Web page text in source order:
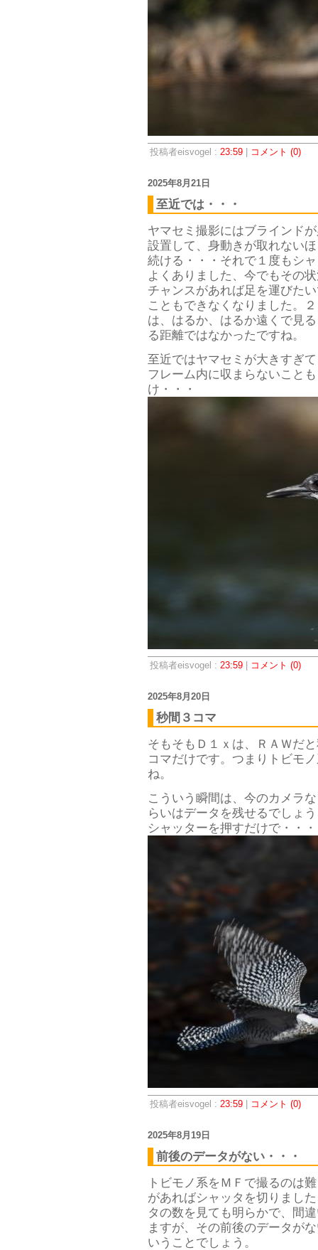
投稿者eisvogel : 23:59| コメント (0)
2025年8月21日
至近では・・・
ヤマセミ撮影にはブラインド
設置して、身動きが取れない
続ける・・・それで１度もシ
よくありました、今でもその
チャンスがあれば足を運びた
こともできなくなりました。
は、はるか、はるか遠くで見
る距離ではなかったですね。
至近ではヤマセミが大きすぎ
フレーム内に収まらないこと
け・・・
投稿者eisvogel : 23:59| コメント (0)
2025年8月20日
秒間３コマ
そもそもＤ１ｘは、ＲＡＷだ
コマだけです。つまりトビモ
ね。
こういう瞬間は、今のカメラ
らいはデータを残せるでしょ
シャッターを押すだけで・・・
投稿者eisvogel : 23:59| コメント (0)
2025年8月19日
前後のデータがない・・・
トビモノ系をＭＦで撮るのは
があればシャッタを切りまし
タの数を見ても明らかで、間
ますが、その前後のデータが
いうことでしょう。